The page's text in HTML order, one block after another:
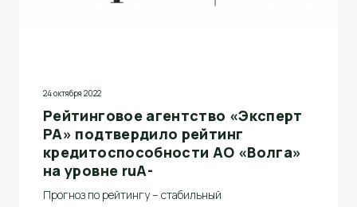
24 октября 2022
Рейтинговое агентство «Эксперт
РА» подтвердило рейтинг
кредитоспособности АО «Волга»
на уровне ruА-
Прогноз по рейтингу – стабильный